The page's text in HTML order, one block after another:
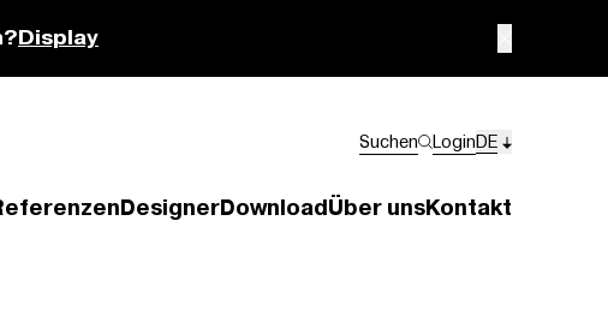
Display
Suchen LoginDE
DesignerDownloadÜber unsKontakt